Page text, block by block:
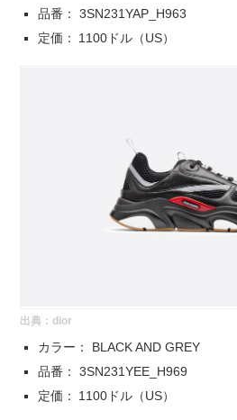
品番： 3SN231YAP_H963
定価： 1100ドル（US）
出典：dior
カラー： BLACK AND GREY
品番： 3SN231YEE_H969
定価： 1100ドル（US）